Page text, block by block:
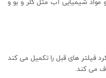
شیمیایی آب مثل کلر و بو و
فیلتر های قبل را تکمیل می کند
می کند.